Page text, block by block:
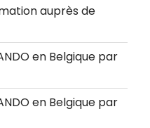
auprès de
en Belgique par
en Belgique par